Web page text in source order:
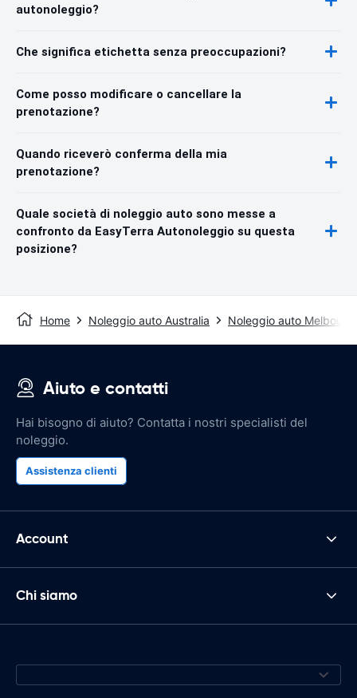
autonoleggio?
Che significa etichetta senza preoccupazioni?
Come posso modificare o cancellare la
prenotazione?
Quando riceverò conferma della mia
prenotazione?
Quale società di noleggio auto sono messe a
confronto da EasyTerra Autonoleggio su questa
posizione?
Home Noleggio auto Australia Noleggio auto
Aiuto e contatti
Hai bisogno di aiuto? Contatta i nostri specialisti del
noleggio.
Assistenza clienti
Account
Chi siamo